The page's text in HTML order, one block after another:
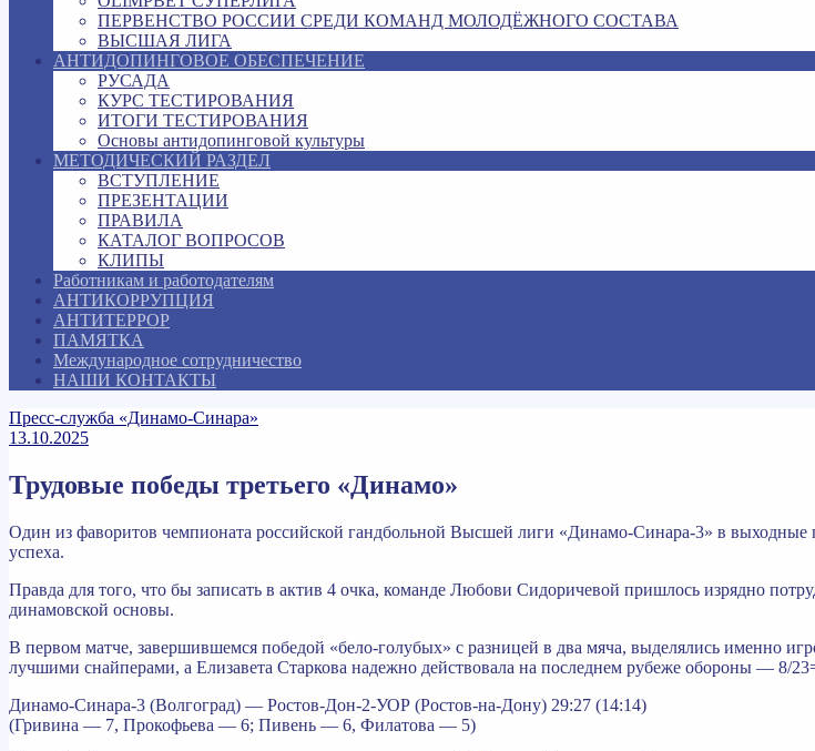
ПЕРВЕНСТВО РОССИИ СРЕДИ КОМАНД МОЛОДЁЖНОГО СОСТАВА
ВЫСШАЯ ЛИГА
АНТИДОПИНГОВОЕ ОБЕСПЕЧЕНИЕ
РУСАДА
КУРС ТЕСТИРОВАНИЯ
ИТОГИ ТЕСТИРОВАНИЯ
Основы антидопинговой культуры
МЕТОДИЧЕСКИЙ РАЗДЕЛ
ВСТУПЛЕНИЕ
ПРЕЗЕНТАЦИИ
ПРАВИЛА
КАТАЛОГ ВОПРОСОВ
КЛИПЫ
Работникам и работодателям
АНТИКОРРУПЦИЯ
АНТИТЕРРОР
ПАМЯТКА
Международное сотрудничество
НАШИ КОНТАКТЫ
Пресс-служба «Динамо-Синара»
13.10.2025
Трудовые победы третьего «Динамо»
Один из фаворитов чемпионата российской гандбольной Высшей лиги «Динамо-Синара-3» в
успеха.
Правда для того, что бы записать в актив 4 очка, команде Любови Сидоричевой пришлось изрядно
динамовской основы.
В первом матче, завершившемся победой «бело-голубых» с разницей в два мяча, выделялись именно
лучшими снайперами, а Елизавета Старкова надежно действовала на последнем рубеже обороны — 8/
Динамо-Синара-3 (Волгоград) — Ростов-Дон-2-УОР (Ростов-на-Дону) 29:27 (14:14)
(Гривина — 7, Прокофьева — 6; Пивень — 6, Филатова — 5)